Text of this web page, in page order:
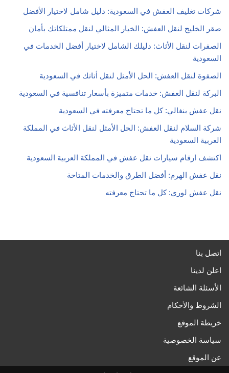
شركات تغليف العفش في السعودية: دليل شامل لاختيار الأفضل
صقر الخليج لنقل العفش: الخيار المثالي لنقل ممتلكاتك بأمان
الصفرات لنقل الأثاث: دليلك الشامل لاختيار أفضل الخدمات في
السعودية
الصفوة لنقل العفش: الحل الأمثل لنقل أثاثك في السعودية
البركة لنقل العفش: خدمات متميزة بأسعار تنافسية في السعودية
نقل عفش بنغالي: كل ما تحتاج معرفته في السعودية
شركة السلام لنقل العفش: الحل الأمثل لنقل الأثاث في المملكة
العربية السعودية
اكتشف ارقام سيارات نقل عفش في المملكة العربية السعودية
نقل عفش الهرم: أفضل الطرق والخدمات المتاحة
نقل عفش لوري: كل ما تحتاج معرفته
اتصل بنا
اعلن لدينا
الأسئلة الشائعة
الشروط والأحكام
خريطة الموقع
سياسة الخصوصية
عن الموقع